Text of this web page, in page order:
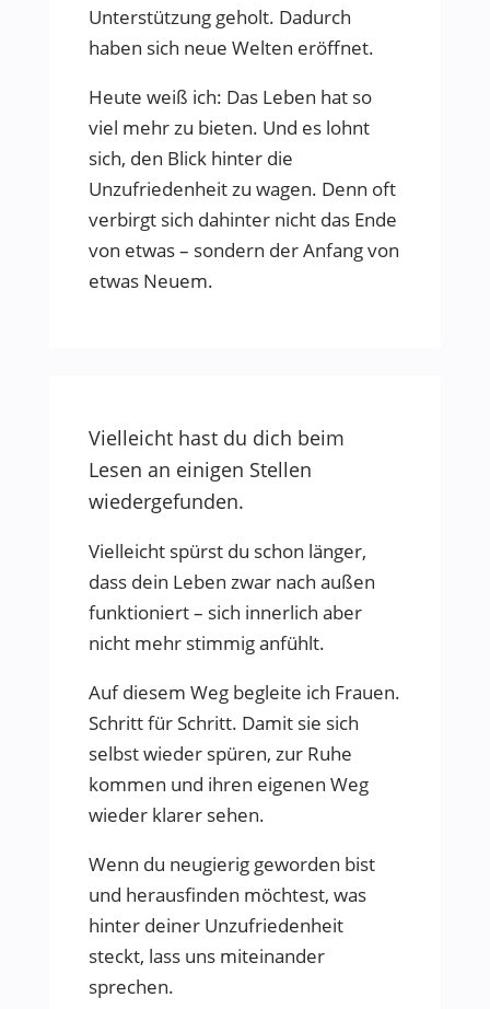
Unterstützung geholt. Dadurch
haben sich neue Welten eröffnet.
Heute weiß ich: Das Leben hat so
viel mehr zu bieten. Und es lohnt
sich, den Blick hinter die
Unzufriedenheit zu wagen. Denn oft
verbirgt sich dahinter nicht das Ende
von etwas – sondern der Anfang von
etwas Neuem.
Vielleicht hast du dich beim
Lesen an einigen Stellen
wiedergefunden.
Vielleicht spürst du schon länger,
dass dein Leben zwar nach außen
funktioniert – sich innerlich aber
nicht mehr stimmig anfühlt.
Auf diesem Weg begleite ich Frauen.
Schritt für Schritt. Damit sie sich
selbst wieder spüren, zur Ruhe
kommen und ihren eigenen Weg
wieder klarer sehen.
Wenn du neugierig geworden bist
und herausfinden möchtest, was
hinter deiner Unzufriedenheit
steckt, lass uns miteinander
sprechen.